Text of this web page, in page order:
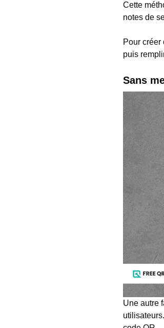
Cette
notes de
Pour créer
puis
Sans
Une autre